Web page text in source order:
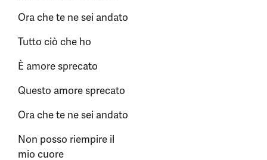
Ora che te ne sei andato
Tutto ciò che ho
È amore sprecato
Questo amore sprecato
Ora che te ne sei andato
Non posso riempire il
mio cuore